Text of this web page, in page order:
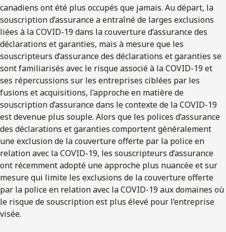
canadiens ont été plus occupés que jamais. Au départ, la
souscription d’assurance a entraîné de larges exclusions
liées à la COVID-19 dans la couverture d’assurance des
déclarations et garanties, mais à mesure que les
souscripteurs d’assurance des déclarations et garanties se
sont familiarisés avec le risque associé à la COVID-19 et
ses répercussions sur les entreprises ciblées par les
fusions et acquisitions, l’approche en matière de
souscription d’assurance dans le contexte de la COVID-19
est devenue plus souple. Alors que les polices d’assurance
des déclarations et garanties comportent généralement
une exclusion de la couverture offerte par la police en
relation avec la COVID-19, les souscripteurs d’assurance
ont récemment adopté une approche plus nuancée et sur
mesure qui limite les exclusions de la couverture offerte
par la police en relation avec la COVID-19 aux domaines où
le risque de souscription est plus élevé pour l’entreprise
visée.